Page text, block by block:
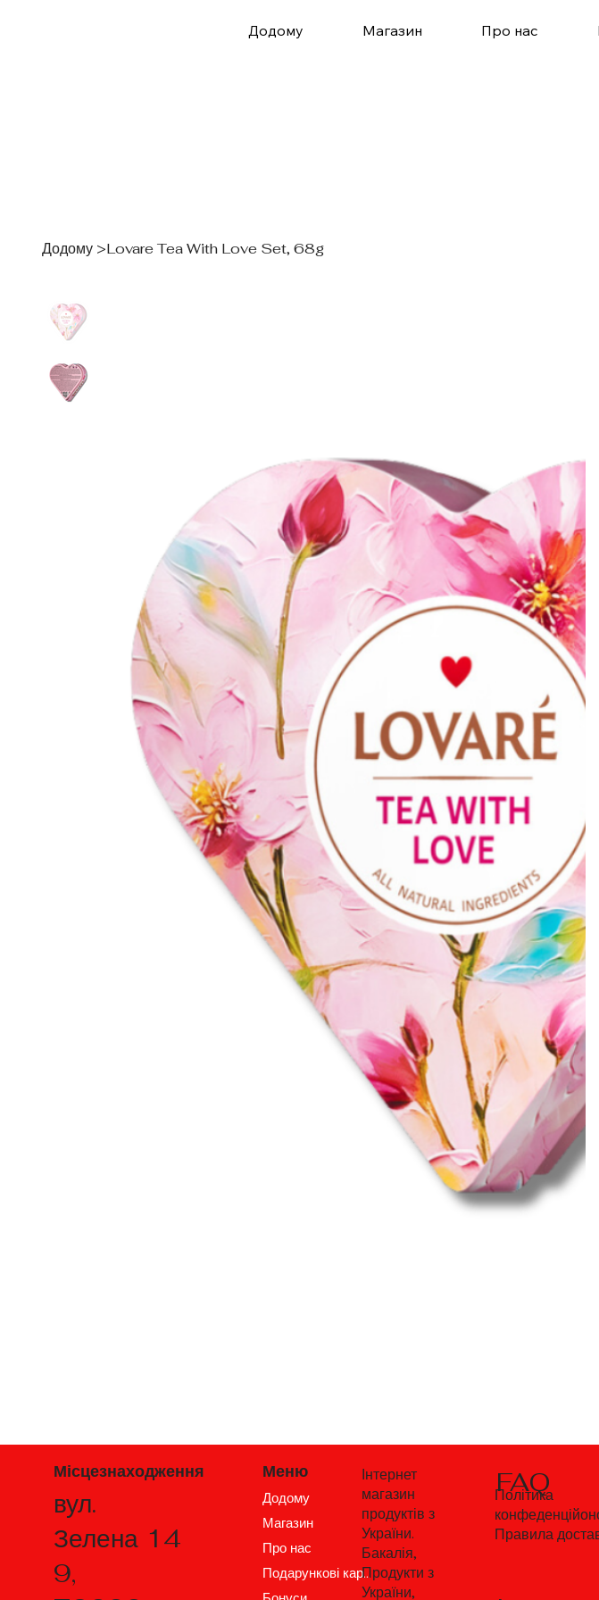
Додому Магазин Про нас
Додому >Lovare Tea With Love Set, 68g
Місцезнаходження
вул.
Зелена 14
9,
Меню
Додому
Магазин
Про нас
Подарункові карти
Інтернет
магазин
продуктів з
України.
Бакалія,
Продукти з
України,
FAQ
Політика
Правила